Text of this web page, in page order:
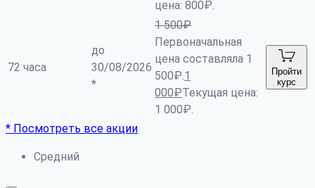
цена: 800₽.
72 часа
до
30/08/2026
*
1 500₽
Первоначальная
цена составляла 1
500₽.1
000₽Текущая цена:
1 000₽.
Пройти
курс
* Посмотреть все акции
Средний